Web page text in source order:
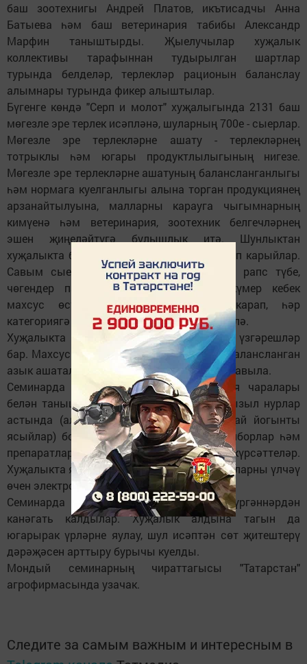
баш зоотехнигы Андрей Платов, икътисадчы Анна
Батыева һәм баш ветеринария табибы Александр
Марфин таныштырды. Җыелучылар хуҗалык
коллективы тарафыннан тудырылган шартлар
турында белделәр, терлекләр рационын баланслау
алымнары турында фикер алыштылар.
Бүгенге көндә "Серп и молот" хуҗалыгында 2131 баш
мөгезле эре терлек исәпләнә, шуларның 700е - сыерлар.
Мөгезле эре терлекләрне ашату - терлекләрнең
тотрыклы һәм югары продуктлылыгының нигезе.
Мөгезле эре терлекләрне ашатуның балансланганлыгы
һәм нормага куелганлыгы алына торган продукциянең
арзанайтылуына, малларны карауга чыгымнарның
кимүенә һәм ветеринария, зоотехник белгечләрнең
эшен җиңеләйтүгә булышлык итә. Шунлыктан
хуҗалыкта бу эшкә фән күзлегеннән чыгып карыйлар.
Савым сыерлары рационына СПАС-СИМ, рапс түбе,
чөгендер патокасы, магнезит, акбур, күмер кебек
махсус өстәмәләр кушалар. Яшенә карап, һәр
категориягә балансланган үз рационы төзелә.
Хуҗалыкта шулай ук сыерлар савуда да үзгәрешләр
бар. Махсус савудагы сыерларга аерым балансланган
азык ашаталар һәм алар көненә 3 тапкыр савыла.
Семинарда катнашучыларны ветеринария чаралары
белән таныштырдылар, шулай ук инфракызыл нурлар
астында (алар бозауларның үсешенә уңай йогынты
ясыйлар) бозауларны җылыта торган приборлар һәм
препаратларны, техник чараларны күрсәттеләр.
Хуҗалыкта яңалык та бар - яңа туган бозауларны үлчәү
өчен электрон үлчәү алганнар.
Семинарда катнашучылар биредә күргәннәрдән
канәгать калдылар. Хуҗалык алдына тагын да
югарырак үрләрне яулау, шул исәптән сөт җитештерү
дәрәҗәсен арттыру бурычы куелды.
Мондый семинарның чираттагысы "Татарстан"
агрофирмасында узачак.
Следите за самым важным и интересным в